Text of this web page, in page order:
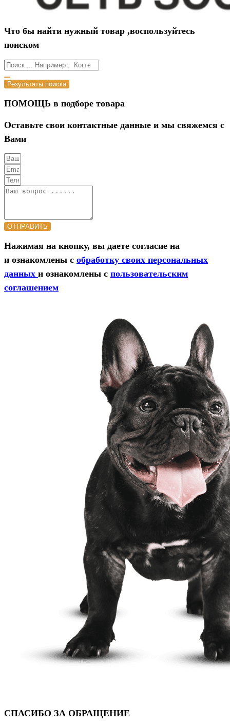
Что бы найти нужный товар ,воспользуйтесь
поиском
Результаты поиска
ПОМОЩЬ в подборе товара
Оставьте свои контактные данные и мы свяжемся с
Вами
ОТПРАВИТЬ
Нажимая на кнопку, вы даете согласие на
и ознакомлены с обработку своих персональных
данных и ознакомлены с пользовательским
соглашением
СПАСИБО ЗА ОБРАЩЕНИЕ